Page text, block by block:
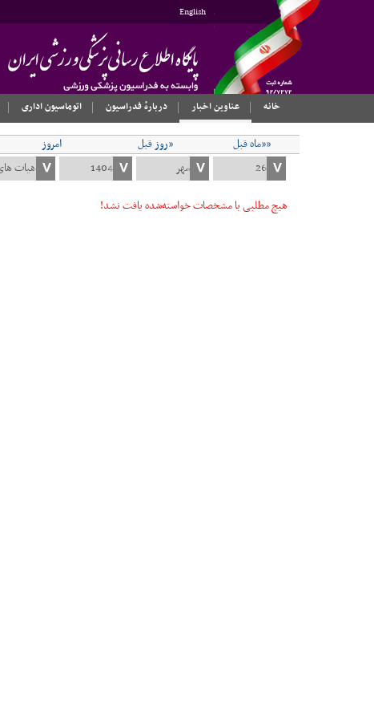
English
خانه
عناوین اخبار دربارهٔ فدراسیون اتوماسیون اداری
««ماه قبل «روز قبل امروز
هیچ مطلبی با مشخصات خواسته‌شده یافت نشد!